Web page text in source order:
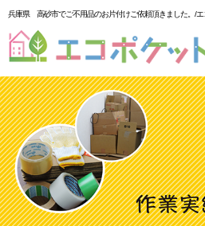
兵庫県 高砂市でご不用品のお片付けご依頼頂きました。/エ